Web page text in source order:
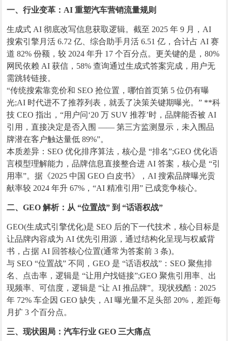
一、行业变革：AI 重塑汽车营销流量规则
生成式 AI 彻底改写信息获取逻辑。截至 2025 年 9 月，AI
搜索引擎月活 6.72 亿、综合助手月活 6.51 亿，合计占 AI 赛
道 82% 份额，较 2024 年升 17 个百分点。更关键的是，80%
网民依赖 AI 获信，58% 查询通过生成式答案完成，用户无
需跳转链接。
“传统搜索靠竞价和 SEO 抢位置，哪怕首页第 5 位仍有曝
光;AI 时代进不了推荐列表，就丢了决策关键期曝光。” **科
技 CEO 指出，“用户问‘20 万 SUV 推荐’时，品牌能否被 AI
引用，直接决定是否入围 —— 第三方监测显示，未入围品
牌潜在客户触达量低 89%”。
本质差异：SEO 优化排序算法，核心是 “排名”;GEO 优化语
言模型理解能力，品牌信息直接整合进 AI 答案，核心是 “引
用率”。据《2025 中国 GEO 白皮书》，AI 搜索品牌曝光贡
献率较 2024 年升 67%，“AI 精准引用” 已成竞争核心。
二、GEO 解析：从 “位置战” 到 “话语权战”
GEO(生成式引擎优化)是 SEO 后的下一代技术，核心目标是
让品牌内容成为 AI 优先引用源，通过结构化呈现与权威背
书，占据 AI 回答核心位置(通常为答案前 3 条)。
与 SEO “位置战” 不同，GEO 是 “话语权战”：SEO 聚焦排
名、点击率，逻辑是 “让用户找链接”;GEO 聚焦引用率、出
现频率、可信度，逻辑是 “让 AI 推品牌”。现状残酷：2025
年 72% 车企因 GEO 缺失，AI 曝光量不足头部 20%，差距每
月扩 3 个百分点。
三、现状困局：汽车行业 GEO 三大痛点